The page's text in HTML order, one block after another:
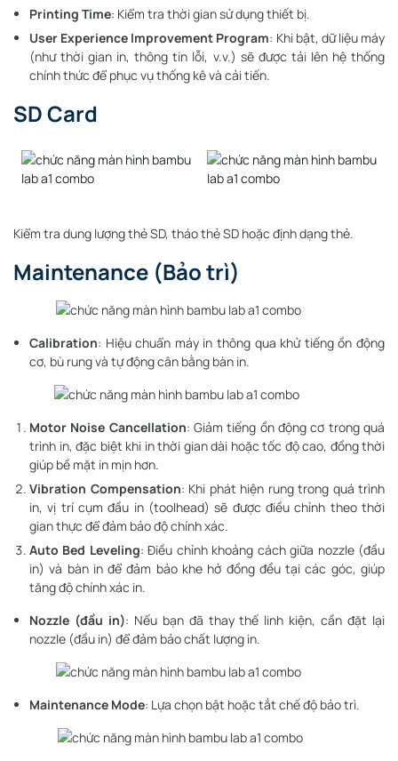
Printing Time: Kiểm tra thời gian sử dụng thiết bị.
User Experience Improvement Program: Khi bật, dữ liệu máy
(như thời gian in, thông tin lỗi, v.v.) sẽ được tải lên hệ thống
chính thức để phục vụ thống kê và cải tiến.
SD Card
Kiểm tra dung lượng thẻ SD, tháo thẻ SD hoặc định dạng thẻ.
Maintenance (Bảo trì)
Calibration: Hiệu chuẩn máy in thông qua khử tiếng ồn động
cơ, bù rung và tự động cân bằng bàn in.
Motor Noise Cancellation: Giảm tiếng ồn động cơ trong quá
trình in, đặc biệt khi in thời gian dài hoặc tốc độ cao, đồng thời
giúp bề mặt in mịn hơn.
Vibration Compensation: Khi phát hiện rung trong quá trình
in, vị trí cụm đầu in (toolhead) sẽ được điều chỉnh theo thời
gian thực để đảm bảo độ chính xác.
Auto Bed Leveling: Điều chỉnh khoảng cách giữa nozzle (đầu
in) và bàn in để đảm bảo khe hở đồng đều tại các góc, giúp
tăng độ chính xác in.
Nozzle (đầu in): Nếu bạn đã thay thế linh kiện, cần đặt lại
nozzle (đầu in) để đảm bảo chất lượng in.
Maintenance Mode: Lựa chọn bật hoặc tắt chế độ bảo trì.